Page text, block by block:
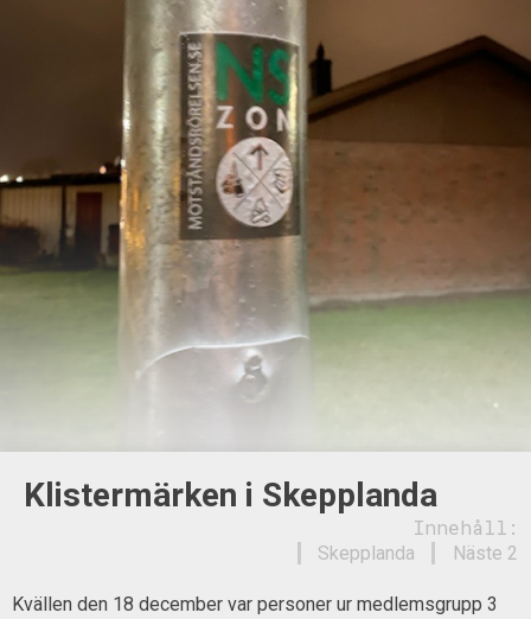
Klistermärken i Skepplanda
Innehåll:
Näste 2
Skepplanda
Kvällen den 18 december var personer ur medlemsgrupp 3